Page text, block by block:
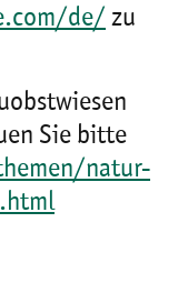
de/ zu
Sie bitte
natur-